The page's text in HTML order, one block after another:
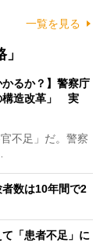
一覧を見る
かるか？】警察庁
構造改革」 実
不足」だ。警察
者数は10年間で2
て「患者不足」に